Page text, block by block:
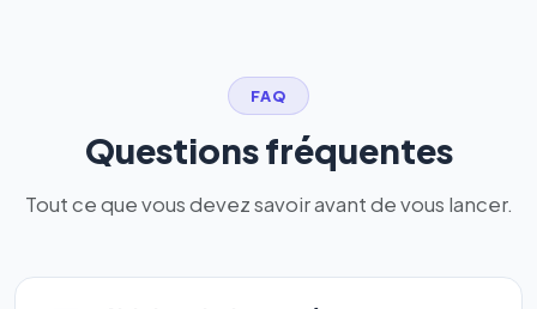
FAQ
Questions fréquentes
Tout ce que vous devez savoir avant de vous lancer.